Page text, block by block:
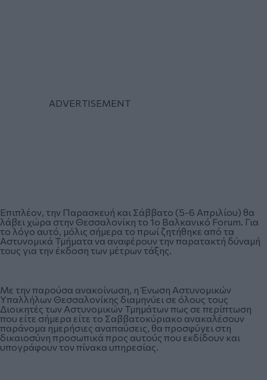
Επιπλέον, την Παρασκευή και Σάββατο (5-6 Απριλίου) θα
λάβει χώρα στην Θεσσαλονίκη το 1ο Βαλκανικό Forum. Για
το λόγο αυτό, μόλις σήμερα το πρωί ζητήθηκε από τα
Αστυνομικά Τμήματα να αναφέρουν την παρατακτή δύναμή
τους για την έκδοση των μέτρων τάξης.
Με την παρούσα ανακοίνωση, η Ένωση Αστυνομικών
Υπαλλήλων Θεσσαλονίκης διαμηνύει σε όλους τους
Διοικητές των Αστυνομικών Τμημάτων πως σε περίπτωση
που είτε σήμερα είτε το Σαββατοκύριακο ανακαλέσουν
παράνομα ημερήσιες αναπαύσεις, θα προσφύγει στη
δικαιοσύνη προσωπικά προς αυτούς που εκδίδουν και
υπογράφουν τον πίνακα υπηρεσίας.